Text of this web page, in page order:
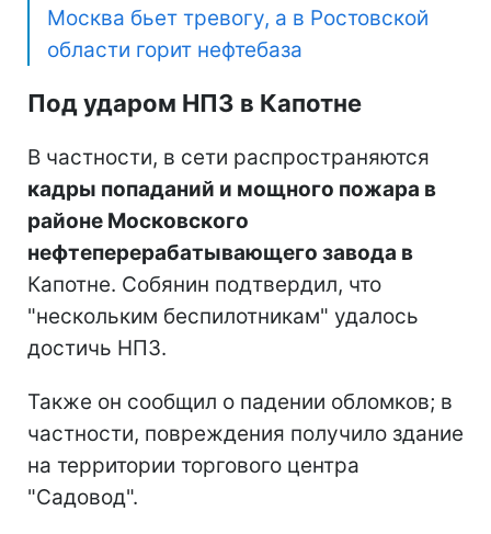
Москва бьет тревогу, а в Ростовской
области горит нефтебаза
Под ударом НПЗ в Капотне
В частности, в сети распространяются
кадры попаданий и мощного пожара в
районе Московского
нефтеперерабатывающего завода в
Капотне. Собянин подтвердил, что
"нескольким беспилотникам" удалось
достичь НПЗ.
Также он сообщил о падении обломков; в
частности, повреждения получило здание
на территории торгового центра
"Садовод".